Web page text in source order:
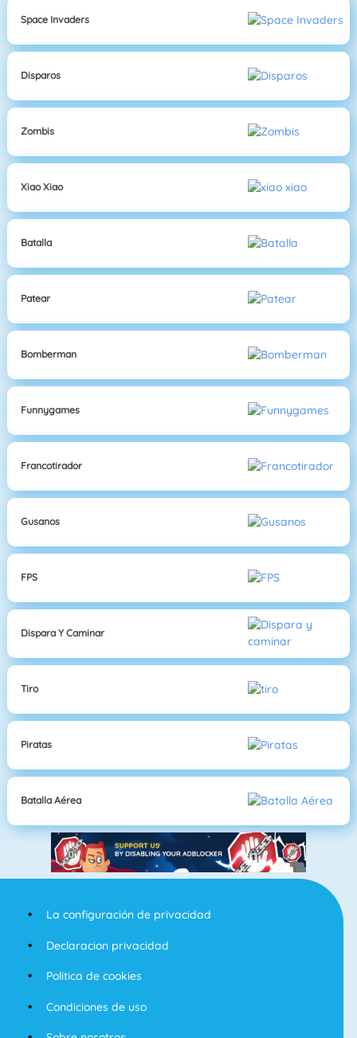
Space Invaders
Disparos
Zombis
Xiao Xiao
Batalla
Patear
Bomberman
Funnygames
Francotirador
Gusanos
FPS
Dispara Y Caminar
Tiro
Piratas
Batalla Aérea
La configuración de privacidad
Declaracion privacidad
Politica de cookies
Condiciones de uso